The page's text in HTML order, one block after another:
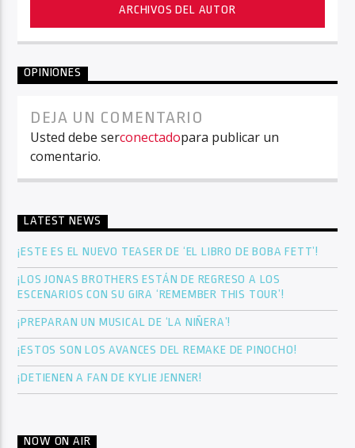
ARCHIVOS DEL AUTOR
OPINIONES
DEJA UN COMENTARIO
Usted debe serconectadopara publicar un
comentario.
LATEST NEWS
¡ESTE ES EL NUEVO TEASER DE ‘EL LIBRO DE BOBA FETT’!
¡LOS JONAS BROTHERS ESTÁN DE REGRESO A LOS
ESCENARIOS CON SU GIRA ‘REMEMBER THIS TOUR’!
¡PREPARAN UN MUSICAL DE ‘LA NIÑERA’!
¡ESTOS SON LOS AVANCES DEL REMAKE DE PINOCHO!
¡DETIENEN A FAN DE KYLIE JENNER!
NOW ON AIR